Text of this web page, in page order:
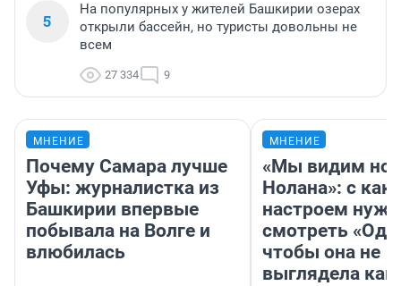
5
На популярных у жителей Башкирии озерах
открыли бассейн, но туристы довольны не
всем
27 334 9
МНЕНИЕ
Почему Самара лучше
Уфы: журналистка из
Башкирии впервые
побывала на Волге и
влюбилась
МНЕНИЕ
«Мы видим
Нолана»: с
настроем
смотреть
чтобы она не
выглядела как